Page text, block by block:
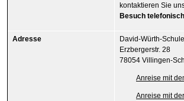
kontaktieren Sie
Besuch telefonisch
Adresse
David-Würth-Schule
Erzbergerstr. 28
78054 Villingen-
Anreise mit
Anreise mit